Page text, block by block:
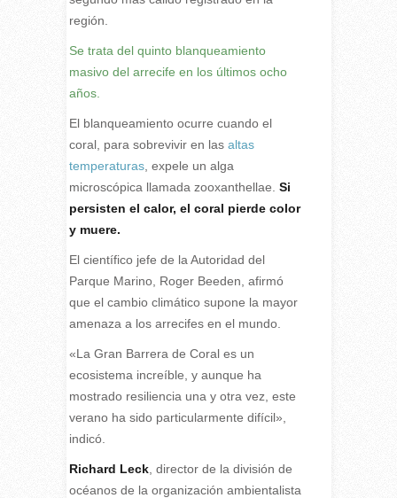
región.
Se trata del quinto blanqueamiento
masivo del arrecife en los últimos ocho
años.
El blanqueamiento ocurre cuando el
coral, para sobrevivir en lasaltas
temperaturas, expele un alga
microscópica llamada zooxanthellae. Si
persisten el calor, el coral pierde color
y muere.
El científico jefe de la Autoridad del
Parque Marino, Roger Beeden, afirmó
que el cambio climático supone la mayor
amenaza a los arrecifes en el mundo.
«La Gran Barrera de Coral es un
ecosistema increíble, y aunque ha
mostrado resiliencia una y otra vez, este
verano ha sido particularmente difícil»,
indicó.
Richard Leck, director de la división de
océanos de la organización ambientalista